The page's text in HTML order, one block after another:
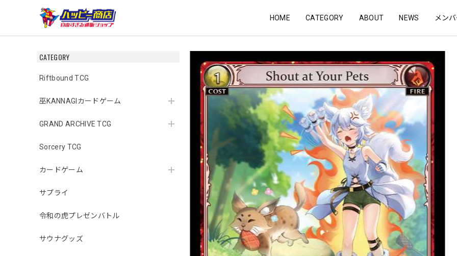
HOME CATEGORY ABOUT NEWS メン
CATEGORY
Riftbound TCG
巫KANNAGIカードゲーム
GRAND ARCHIVE TCG
Sorcery TCG
カードゲーム
サプライ
令和の虎プレゼンバトル
サウナグッズ